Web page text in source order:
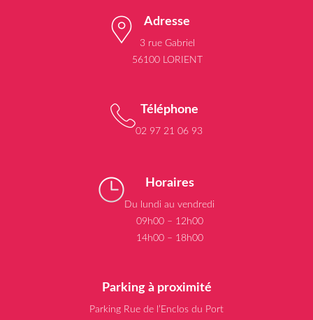
Adresse
3 rue Gabriel
56100 LORIENT
Téléphone
02 97 21 06 93
Horaires
Du lundi au vendredi
09h00 – 12h00
14h00 – 18h00
Parking à proximité
Parking Rue de l’Enclos du Port